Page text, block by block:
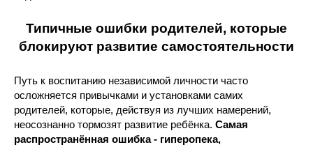
Типичные ошибки родителей, которые
блокируют развитие самостоятельности
Путь к воспитанию независимой личности часто
осложняется привычками и установками самих
родителей, которые, действуя из лучших намерений,
неосознанно тормозят развитие ребёнка. Самая
распространённая ошибка - гиперопека,